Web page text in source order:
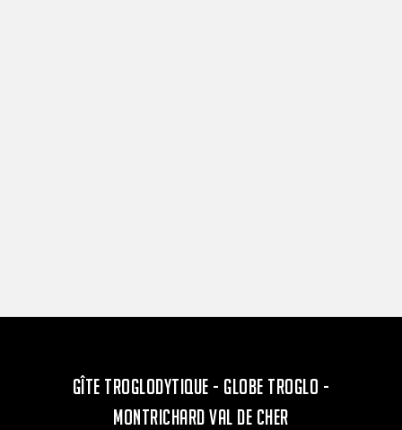
GÎTE TROGLODYTIQUE - GLOBE TROGLO -
MONTRICHARD VAL DE CHER